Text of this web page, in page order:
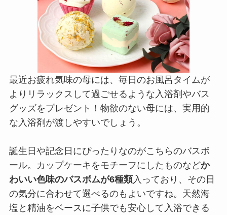
最近お疲れ気味の母には、毎日のお風呂タイムが
よりリラックスして過ごせるような入浴剤やバス
グッズをプレゼント！物欲のない母には、実用的
な入浴剤が渡しやすいでしょう。
誕生日や記念日にぴったりなのがこちらのバスボ
ール。カップケーキをモチーフにしたものなどか
わいい色味のバスボムが6種類入っており、その日
の気分に合わせて選べるのもよいですね。天然海
塩と精油をベースに子供でも安心して入浴できる